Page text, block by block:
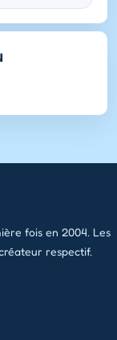
fois en 2004. Les
respectif.